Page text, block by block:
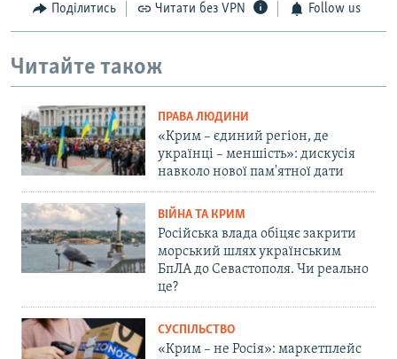
Поділитись Читати без VPN Follow us
Читайте також
ПРАВА ЛЮДИНИ
«Крим – єдиний регіон, де
українці – меншість»: дискусія
навколо нової пам'ятної дати
ВІЙНА ТА КРИМ
Російська влада обіцяє закрити
морський шлях українським
БпЛА до Севастополя. Чи реально
це?
СУСПІЛЬСТВО
«Крим – не Росія»: маркетплейс